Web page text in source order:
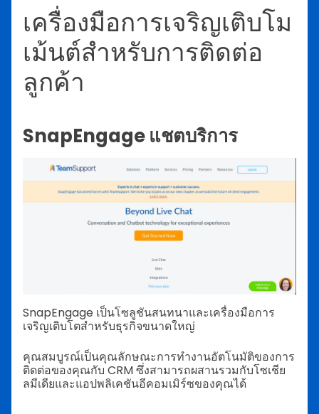
เครื่องมือการเจริญเติบโม
เม้นต์สำหรับการติดต่อ
ลูกค้า
SnapEngage แชตบริการ
SnapEngage เป็นโซลูชันสนทนาและเครื่องมือการ
เจริญเติบโตสำหรับธุรกิจขนาดใหญ่
คุณสมบูรณ์เป็นคุณลักษณะการทำงานอัตโนมัติของการ
ติดต่อของคุณกับ CRM ซึ่งสามารถผสานรวมกับโซเชีย
ลมีเดียและแอปพลิเคชันอีคอมเมิร์ซของคุณได้